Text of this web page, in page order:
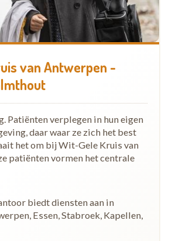
van Antwerpen -
Patiënten verplegen in hun eigen
daar waar ze zich het best
het om bij Wit-Gele Kruis van
patiënten vormen het centrale
biedt diensten aan in
Essen, Stabroek, Kapellen,